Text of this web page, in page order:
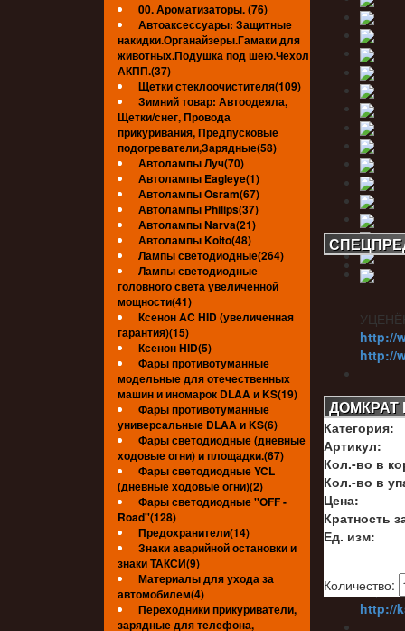
00. Ароматизаторы. (76)
Автоаксессуары: Защитные
накидки.Органайзеры.Гамаки для
животных.Подушка под шею.Чехол
АКПП.(37)
Щетки стеклоочистителя(109)
Зимний товар: Автоодеяла,
Щетки/снег, Провода
прикуривания, Предпусковые
подогреватели,Зарядные(58)
Автолампы Луч(70)
Автолампы Eagleye(1)
Автолампы Osram(67)
Автолампы Philips(37)
Автолампы Narva(21)
Автолампы Koito(48)
Лампы светодиодные(264)
Лампы светодиодные
головного света увеличенной
мощности(41)
Ксенон AC HID (увеличенная
гарантия)(15)
Ксенон HID(5)
Фары противотуманные
модельные для отечественных
машин и иномарок DLAA и KS(19)
Фары противотуманные
универсальные DLAA и KS(6)
Фары светодиодные (дневные
ходовые огни) и площадки.(67)
Фары светодиодные YCL
(дневные ходовые огни)(2)
Фары светодиодные ''OFF -
Road''(128)
Предохранители(14)
Знаки аварийной остановки и
знаки ТАКСИ(9)
Материалы для ухода за
автомобилем(4)
Переходники прикуриватели,
зарядные для телефона,
http://
http://
http://
http://
ДОМКРАТ
Категория:
Артикул:
Кол.-во в
Кол.-во в
Цена:
Кратность
Ед. изм:
Количество: